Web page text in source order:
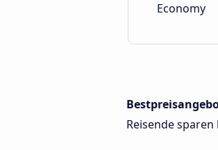
Economy
Reisende